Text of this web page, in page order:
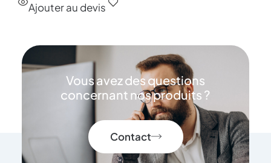
Ajouter au devis
Vous avez des questions
concernant nos produits ?
Contact